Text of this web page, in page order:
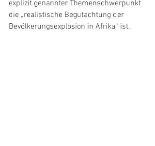
explizit genannter Themenschwerpunkt
die „realistische Begutachtung der
Bevölkerungsexplosion in Afrika“ ist.